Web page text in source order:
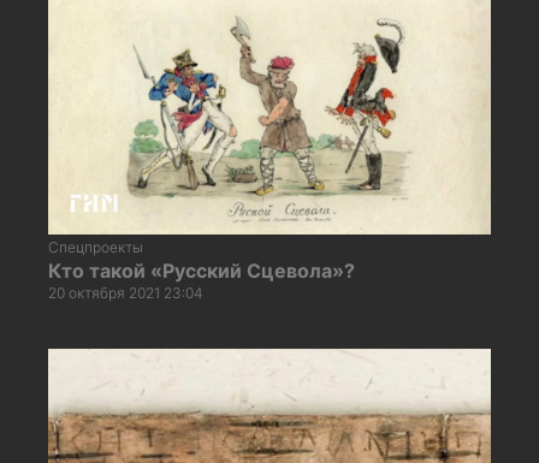
Спецпроекты
Кто такой «Русский Сцевола»?
20 октября 2021 23:04